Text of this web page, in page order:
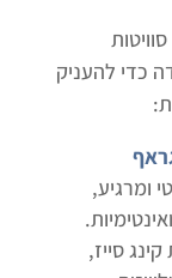
כדי להעניק
ומרגיע,
סייז,